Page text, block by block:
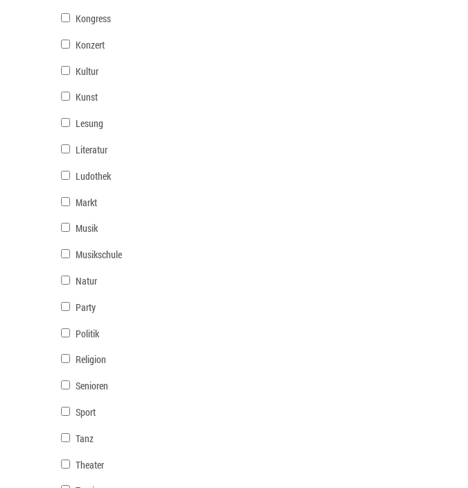
Kongress
Konzert
Kultur
Kunst
Lesung
Literatur
Ludothek
Markt
Musik
Musikschule
Natur
Party
Politik
Religion
Senioren
Sport
Tanz
Theater